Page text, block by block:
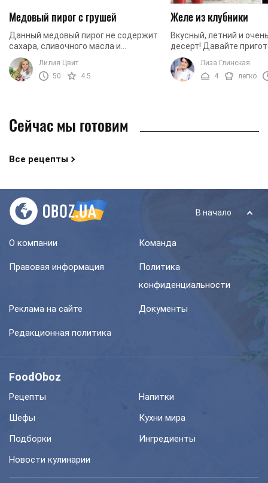
Медовый пирог с грушей
Данный медовый пирог не содержит
сахара, сливочного масла и
калорийной пшеничной муки,
благодаря чему является
бюджетным. К тому же выпечку
Лилия Цвит
50
4.5
Желе из клубники
Вкусный, летний и
десерт! Давайте
красивое клубнично-
Лиза Глинская
4
легко
Сейчас мы готовим
Все рецепты
В начало
О компании Команда
Правовая информация
Политика
конфиденциальности
Реклама на сайте Документы
Редакционная политика
FoodOboz
Рецепты
Напитки
Шефы
Кухни мира
Подборки
Ингредиенты
Новости кулинарии